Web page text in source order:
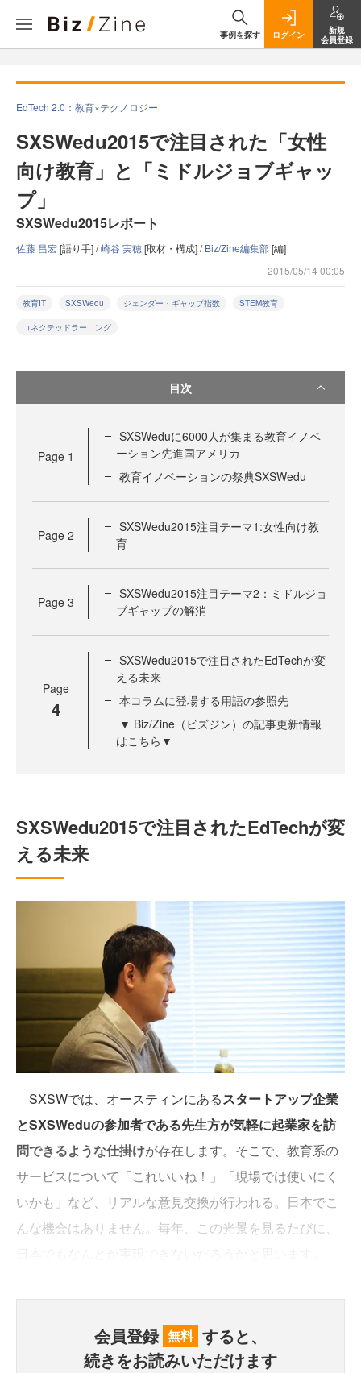
事例を探す ログイン
新規
会員登録
EdTech 2.0：教育×テクノロジー
SXSWedu2015で注目された「女性
向け教育」と「ミドルジョブギャッ
プ」
SXSWedu2015レポート
佐藤 昌宏[語り手] /崎谷 実穂[取材・構成] /Biz/Zine編集部[編]
2015/05/14 00:05
教育IT SXSWedu ジェンダー・ギャップ指数 STEM教育
コネクテッドラーニング
目次
Page 1
SXSWeduに6000人が集まる教育イノベ
ーション先進国アメリカ
教育イノベーションの祭典SXSWedu
Page 2
SXSWedu2015注目テーマ1:女性向け教
育
Page 3
SXSWedu2015注目テーマ2：ミドルジョ
ブギャップの解消
Page
4
SXSWedu2015で注目されたEdTechが変
える未来
本コラムに登場する用語の参照先
▼ Biz/Zine（ビズジン）の記事更新情報
はこちら▼
SXSWedu2015で注目されたEdTechが変
える未来
SXSWでは、オースティンにあるスタートアップ企業
とSXSWeduの参加者である先生方が気軽に起業家を訪
問できるような仕掛けが存在します。そこで、教育系の
サービスについて「これいいね！」「現場では使いにく
いかも」など、リアルな意見交換が行われる。日本でこ
んな機会はありません。毎年、この光景を見るたびに、
会員登録 無料 すると、
続きをお読みいただけます